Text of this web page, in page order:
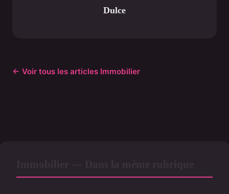
Dulce
← Voir tous les articles Immobilier